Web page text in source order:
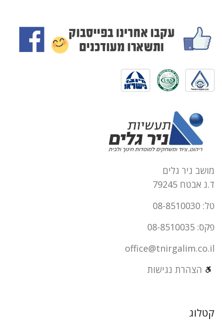
מושב ניר גלים
ד.נ אבטח 79245
טל: 08-8510030
פקס: 08-8510035
office@tnirgalim.co.il
הצהרת נגישות
קטלוג